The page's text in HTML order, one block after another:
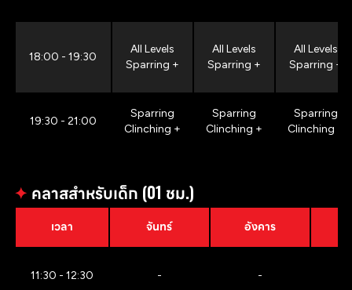
18:00 - 19:30
All Levels
Sparring +
All Levels
Sparring +
All Levels
Sparring +
19:30 - 21:00
Sparring
Clinching +
Sparring
Clinching +
Sparring
Clinching +
✦ คลาสสำหรับเด็ก (01 ชม.)
เวลา จันทร์ อังคาร
11:30 - 12:30 - -